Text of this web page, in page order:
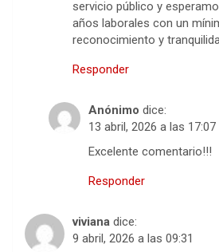
servicio público y
años laborales con un
reconocimiento y
Responder
Anónimo dice:
13 abril, 2026 a las 17:07
Excelente comentario!!!
Responder
viviana dice:
9 abril, 2026 a las 09:31